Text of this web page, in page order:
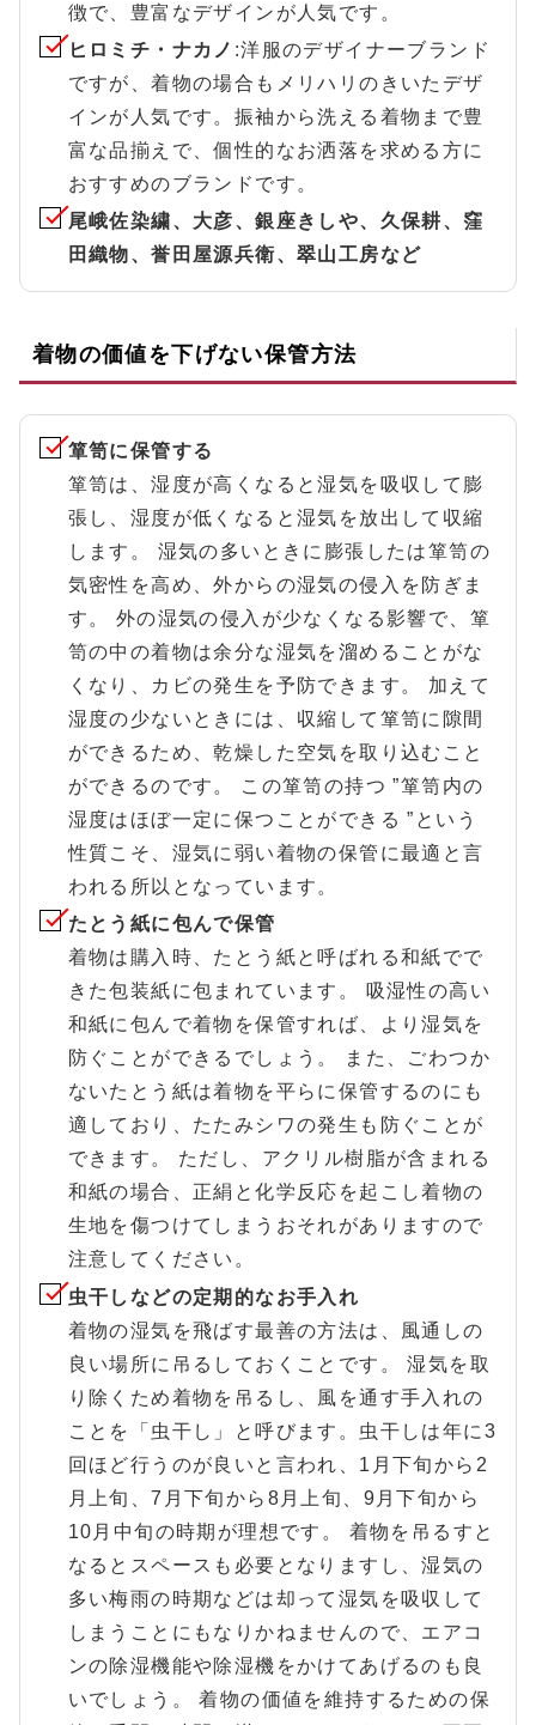
徴で、豊富なデザインが人気です。
ヒロミチ・ナカノ :洋服のデザイナーブランド
ですが、着物の場合もメリハリのきいたデザ
インが人気です。振袖から洗える着物まで豊
富な品揃えで、個性的なお洒落を求める方に
おすすめのブランドです。
尾峨佐染繍、大彦、銀座きしや、久保耕、窪
田織物、誉田屋源兵衛、翠山工房など
着物の価値を下げない保管方法
箪笥に保管する
箪笥は、湿度が高くなると湿気を吸収して膨
張し、湿度が低くなると湿気を放出して収縮
します。 湿気の多いときに膨張したは箪笥の
気密性を高め、外からの湿気の侵入を防ぎま
す。 外の湿気の侵入が少なくなる影響で、箪
笥の中の着物は余分な湿気を溜めることがな
くなり、カビの発生を予防できます。 加えて
湿度の少ないときには、収縮して箪笥に隙間
ができるため、乾燥した空気を取り込むこと
ができるのです。 この箪笥の持つ ”箪笥内の
湿度はほぼ一定に保つことができる ”という
性質こそ、湿気に弱い着物の保管に最適と言
われる所以となっています。
たとう紙に包んで保管
着物は購入時、たとう紙と呼ばれる和紙でで
きた包装紙に包まれています。 吸湿性の高い
和紙に包んで着物を保管すれば、より湿気を
防ぐことができるでしょう。 また、ごわつか
ないたとう紙は着物を平らに保管するのにも
適しており、たたみシワの発生も防ぐことが
できます。 ただし、アクリル樹脂が含まれる
和紙の場合、正絹と化学反応を起こし着物の
生地を傷つけてしまうおそれがありますので
注意してください。
虫干しなどの定期的なお手入れ
着物の湿気を飛ばす最善の方法は、風通しの
良い場所に吊るしておくことです。 湿気を取
り除くため着物を吊るし、風を通す手入れの
ことを「虫干し」と呼びます。虫干しは年に3
回ほど行うのが良いと言われ、1月下旬から2
月上旬、7月下旬から8月上旬、9月下旬から
10月中旬の時期が理想です。 着物を吊るすと
なるとスペースも必要となりますし、湿気の
多い梅雨の時期などは却って湿気を吸収して
しまうことにもなりかねませんので、エアコ
ンの除湿機能や除湿機をかけてあげるのも良
いでしょう。 着物の価値を維持するための保